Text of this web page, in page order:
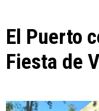
El Puerto
Fiesta de